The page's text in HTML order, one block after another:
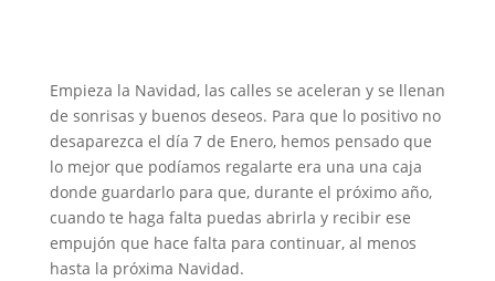
Empieza la Navidad, las calles se aceleran y se llenan
de sonrisas y buenos deseos. Para que lo positivo no
desaparezca el día 7 de Enero, hemos pensado que
lo mejor que podíamos regalarte era una una caja
donde guardarlo para que, durante el próximo año,
cuando te haga falta puedas abrirla y recibir ese
empujón que hace falta para continuar, al menos
hasta la próxima Navidad.